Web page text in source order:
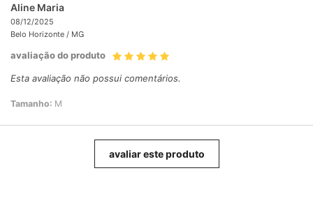
Aline Maria
08/12/2025
Belo Horizonte / MG
avaliação do produto
Esta avaliação não possui comentários.
Tamanho: M
avaliar este produto